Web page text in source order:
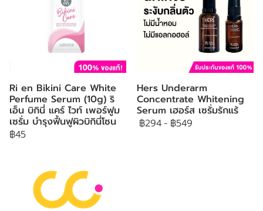
Ri en Bikini Care White
Perfume Serum (10g) ริ
เอ็น บิกินี่ แคร์ ไวท์ เพอร์ฟูม
เซรั่ม บำรุงฟื้นฟูผิวบิกินี่โซน
฿45
Hers Underarm
Concentrate Whitening
Serum เฮอร์ส เซรั่มรักแร้
฿294- ฿549